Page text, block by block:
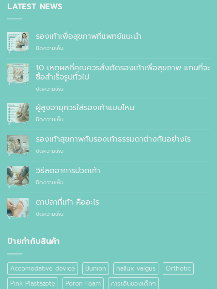
LATEST NEWS
รองเท้าเพื่อสุขภาพที่แพทย์แนะนำ
ปิดความเห็นบน
เพื่อ
สุขภาพ
ที่
แพทย์
10 เหตุผลที่คุณควรสั่งตัดรองเท้าเพื่อสุขภาพ แทนที่จะ
ซื้อสำเร็จรูปทั่วไป
ปิดความเห็นบน
เหตุผล
คุณ
สั่ง
ตัด
รองเท้า
สุขภาพ
สำเร็จรูป
ทั่วไป
ผู้สูงอายุควรใส่รองเท้าแบบไหน
ปิดความเห็นบน
สูง
อายุ
ควร
รองเท้า
ไหน
รองเท้าสุขภาพกับรองเท้าธรรมดาต่างกันอย่างไร
ปิดความเห็นบน
สุขภาพ
กับ
รองเท้า
ต่าง
อย่างไร
วิธีลดอาการปวดเท้า
ปิดความเห็นบน
ลด
อาการ
ปวด
ตาปลาที่เท้า คืออะไร
ปิดความเห็นบน
ป้ายกำกับสินค้า
Accomodative device Bunion hallux valgus
Orthotic
Pink Plastazote
Poron Foam
การเดินของเด็กๆ